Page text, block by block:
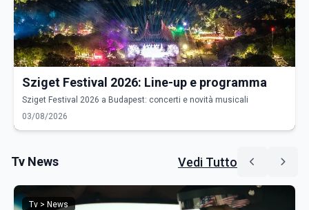
Sziget Festival 2026: Line-up e programma
Sziget Festival 2026 a Budapest: concerti e novità musicali
03/08/2026
Tv News Vedi Tutto
Tv > News